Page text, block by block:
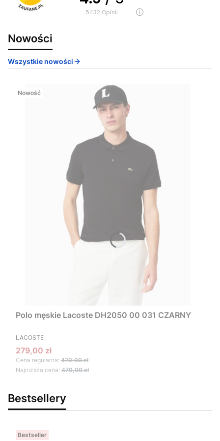
5432 opinii
Nowości
Wszystkie nowości
Nowość
Polo męskie Lacoste DH2050 00 031 CZARNY
PRODUCENT
LACOSTE
Cena promocyjna
279,00 zł
Cena regularna: 479,00 zł
Najniższa cena: 479,00 zł
Bestsellery
Bestseller